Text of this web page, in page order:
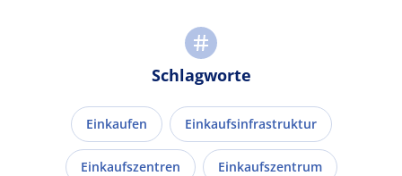
Schlagworte
Einkaufen Einkaufsinfrastruktur
Einkaufszentren Einkaufszentrum